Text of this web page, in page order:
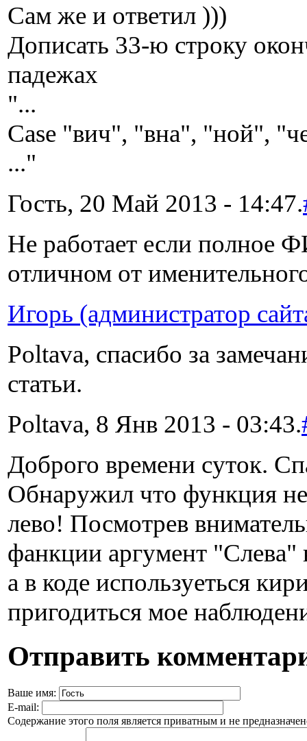
Сам же и ответил )))
Дописать 33-ю строку
падежах
"...
Case "вич", "вна", "ной",
..."
Гость, 20 Май 2013 - 14:47.
Не работает если полное
отличном от
Игорь (администратор
Poltava, спасибо за
статьи.
Poltava, 8 Янв 2013 - 03:43.
Доброго времени суток.
Обнаружил что функция
лево! Посмотрев
фанкции аргумент "Cлева"
а в коде используеться
пригодиться мое
Отправить
Ваше имя:
E-mail:
Содержание этого поля является приватным и не